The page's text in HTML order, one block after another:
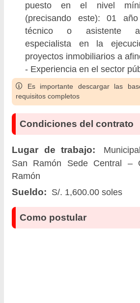
puesto en el nivel
(precisando este): 01
técnico o asistente
especialista en la
proyectos inmobiliarios a
- Experiencia en el sector
Es importante descargar las
requisitos completos
Condiciones del contrato
Lugar de trabajo:
San Ramón Sede Central –
Ramón
Sueldo: S/. 1,600.00 soles
Como postular